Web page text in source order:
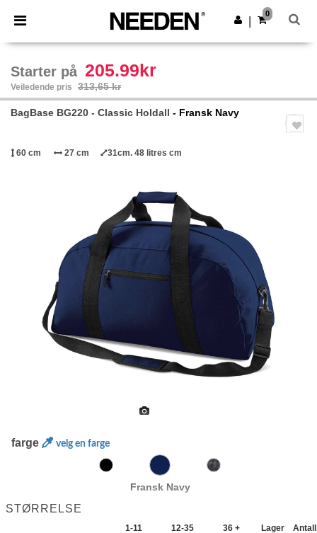
× Needen-app
Bedre priser i appen!
Last ned app
0
Starter på 205.99kr
Veiledende pris 313,65 kr
BagBase BG220 - Classic Holdall - Fransk Navy
60 cm 27 cm 31cm. 48 litres cm
farge velg en farge
Fransk Navy
STØRRELSE
1-11 12-35 36 + Lager